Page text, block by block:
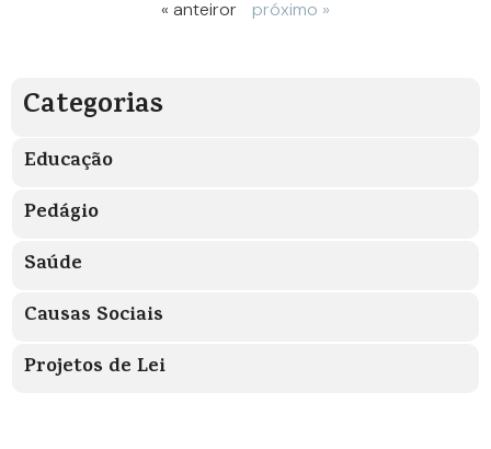
« anteiror próximo »
Categorias
Educação
Pedágio
Saúde
Causas Sociais
Projetos de Lei